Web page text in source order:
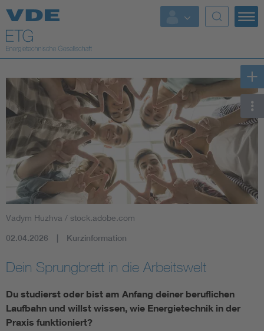
Top Themen
Fokusthemen
Energy
AI & Digital Trust
Health
Mobility
Energy grids
Vadym Huzhva / stock.adobe.com
02.04.2026 Kurzinformation
Dein Sprungbrett in die Arbeitswelt
Du studierst oder bist am Anfang deiner beruflichen
Laufbahn und willst wissen, wie Energietechnik in der
Praxis funktioniert?